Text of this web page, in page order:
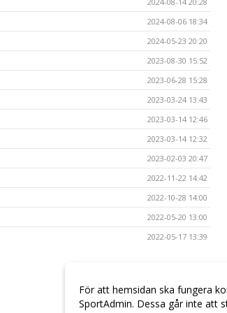
2024-08-06 18:34
2024-05-23 20:20
2023-08-30 15:52
2023-06-28 15:28
2023-03-24 13:43
2023-03-14 12:46
2023-03-14 12:32
2023-02-03 20:47
2022-11-22 14:42
2022-10-28 14:00
2022-05-20 13:00
2022-05-17 13:39
För att hemsidan ska fungera
SportAdmin. Dessa går inte att